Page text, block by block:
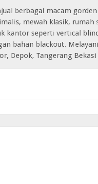
berbagai macam
mewah klasik, rumah
kantor seperti vertical
bahan blackout.
Depok, Tangerang